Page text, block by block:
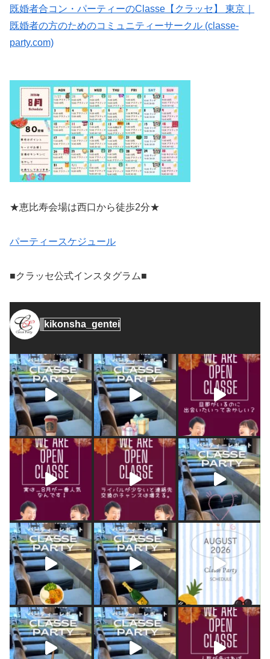
既婚者合コン・パーティーのClasse【クラッセ】 東京｜
既婚者の方のためのコミュニティーサークル (classe-
party.com)
★恵比寿会場は西口から徒歩2分★
パーティースケジュール
■クラッセ公式インスタグラム■
kikonsha_gentei